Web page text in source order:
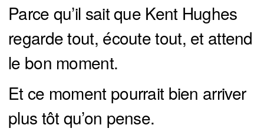
Parce qu’il sait que Kent Hughes
regarde tout, écoute tout, et attend
le bon moment.
Et ce moment pourrait bien arriver
plus tôt qu’on pense.